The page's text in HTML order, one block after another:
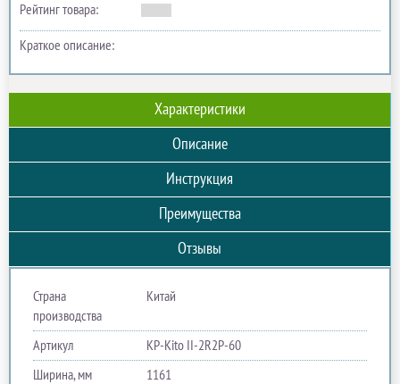
Рейтинг товара:
Краткое описание:
Характеристики
Описание
Инструкция
Преимущества
Отзывы
Страна
производства
Китай
Артикул
KP-Kito II-2R2P-60
Ширина, мм
1161